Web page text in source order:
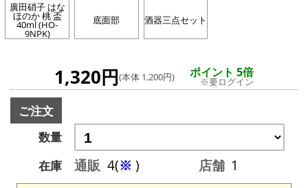
廣田硝子 はな
ほのか 桃 盃
40ml (HO-
9NPK)
底面部 酒器三点セット
1,320円(本体 1,200円) ポイント 5倍
※要ログイン
ご注文
数量
在庫
通販 4(※ ) 店舗 1